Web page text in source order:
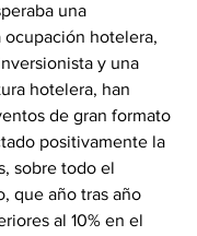
una
hotelera,
y una
hotelera, han
de gran formato
positivamente la
sobre todo el
que año tras año
al 10% en el